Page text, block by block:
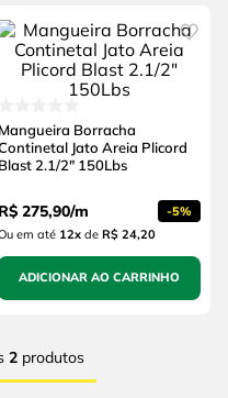
Mangueira Borracha
Jato Areia Plicord
Blast 2.1/2" 150Lbs
R$ 275,90/m -5%
em até 12xde R$ 24,20
ADICIONAR AO CARRINHO
2 produtos